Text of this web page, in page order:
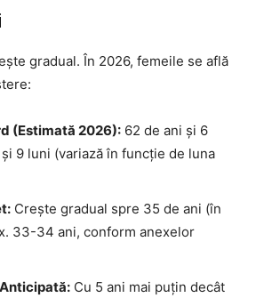
gradual. În 2026, femeile se află
(Estimată 2026): 62 de ani și 6
9 luni (variază în funcție de luna
Crește gradual spre 35 de ani (în
33-34 ani, conform anexelor
Cu 5 ani mai puțin decât